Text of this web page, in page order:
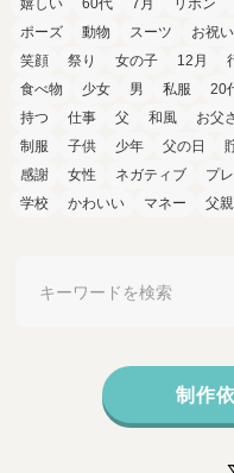
嬉しい 60代 7月 リボン
ポーズ
動物 スーツ お祝い
笑顔
祭り 女の子 12月
食べ物
少女 男 私服 20
持つ
仕事 父 和風 お父
制服
子供 少年 父の日
感謝
女性 ネガティブ プ
学校
かわいい マネー 父親
制作